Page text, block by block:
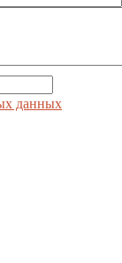
данных